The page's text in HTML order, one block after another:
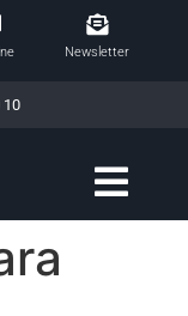
Newsletter
10